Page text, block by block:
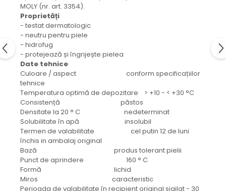
Mecanice
Electrice
Hidraulice
Motoare electrice si pompe
SÖRENSEN
Mecanice
Electrice
Hidraulice
Cilindri hidraulici si burdufe
protectie
Grup electropompa
Bolturi, role si bucsi
MAMMUT LIFT
Mecanice
MOLY (nr. art. 3354).
Proprietăți
- testat dermatologic
- neutru pentru piele
- hidrofug
- protejează și îngrijește pielea
Date tehnice
Culoare / aspect conform specificațiilor
tehnice
Temperatura optimă de depozitare > +10 - < +30 °C
Consistență păstos
Densitate la 20 ° C nedeterminat
Solubilitate în apă insolubil
Termen de valabilitate cel putin 12 de luni
închis in ambalaj original
Bază produs tolerant pielii
Punct de aprindere 160 ° C
Formă lichid
Miros caracteristic
Perioada de valabilitate în recipient original sigilat - 30